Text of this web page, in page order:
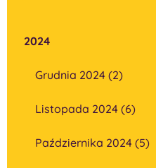
2024
Grudnia 2024 (2)
Listopada 2024 (6)
Października 2024 (5)